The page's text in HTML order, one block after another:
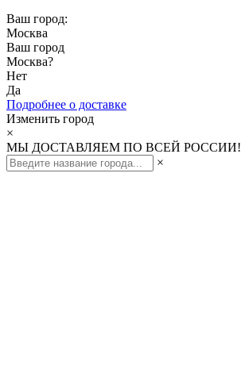
Ваш город:
Москва
Ваш город
Москва?
Нет
Да
Подробнее о доставке
Изменить город
×
МЫ ДОСТАВЛЯЕМ ПО ВСЕЙ РОССИИ!
×